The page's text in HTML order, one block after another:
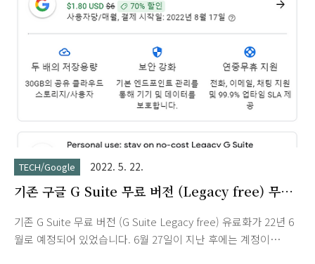
Essentials로 업그레이드할 수 있습니다. Google Workspace
Essentials Starter와 Google의 독립형 앱 간의 차이점은 무엇
TECH/Google 2022. 5. 22.
기존 구글 G Suite 무료 버전 (Legacy free) 무료
기존 G Suite 무료 버전 (G Suite Legacy free) 유료화가 22년 6
월로 예정되어 있었습니다. 6월 27일이 지난 후에는 계정이